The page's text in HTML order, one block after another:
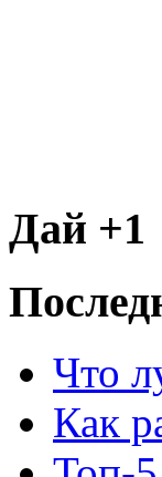
Дай +1
Что
Как